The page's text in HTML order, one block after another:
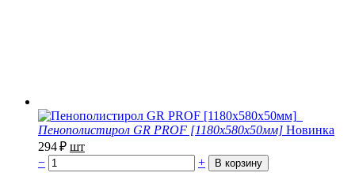
Пенополистирол GR PROF [1180х580х50мм] Новинка
294₽ шт
−
+